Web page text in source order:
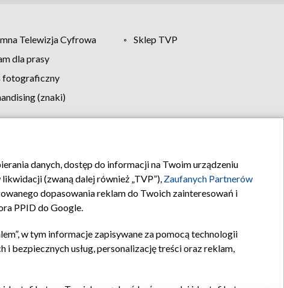
Telewizja Cyfrowa
Sklep TVP
dla prasy
fotograficzny
(znaki)
Kontakt
danych, dostęp do informacji na Twoim urządzeniu
(zwaną dalej również „TVP”), Zaufanych Partnerów
dopasowania reklam do Twoich zainteresowań i
PPID do Google.
w tym informacje zapisywane za pomocą technologii
bezpiecznych usług, personalizację treści oraz reklam,